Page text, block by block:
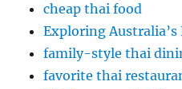
cheap thai food
Exploring Australia’s
family-style thai
favorite thai